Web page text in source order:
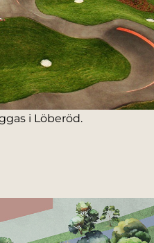
i Löberöd.